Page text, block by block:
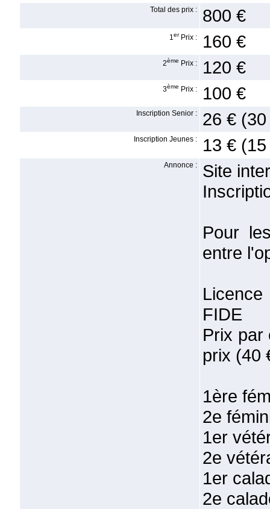
Total des prix : 800 €
1er Prix : 160 €
2ème Prix : 120 €
3ème Prix : 100 €
Inscription Senior : 26 €
Inscription Jeunes : 13 €
Annonce :
Site
Pour
entre
FIDE
Prix par
prix (40
1ère
2e
1er
2e
1er
2e